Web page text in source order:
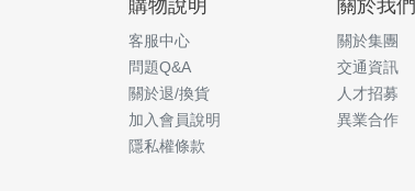
購物說明
客服中心
問題Q&A
關於退/換貨
加入會員說明
隱私權條款
關於我們
關於集團
交通資訊
人才招募
異業合作